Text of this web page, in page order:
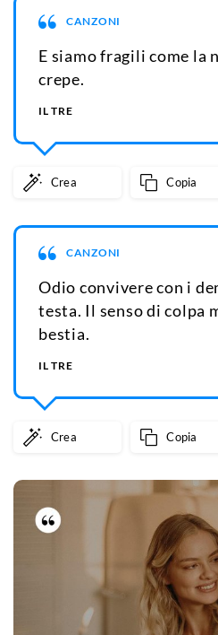
CANZONI
E siamo fragili come la
crepe.
IL TRE
Crea Copia
CANZONI
Odio convivere con i
testa. Il senso di colpa
bestia.
IL TRE
Crea Copia